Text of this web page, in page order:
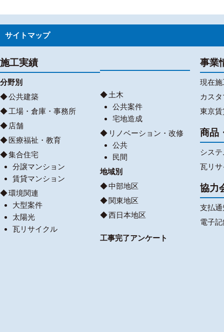
サイトマップ
施工実績
分野別
公共建築
工場・倉庫・事務所
店舗
医療福祉・教育
集合住宅
分譲マンション
賃貸マンション
環境関連
大型案件
太陽光
瓦リサイクル
土木
公共案件
宅地造成
リノベーション・改修
公共
民間
地域別
中部地区
関東地区
西日本地区
工事完了アンケート
事業
現在
カス
東京
商品
シス
瓦リ
協力
支払
電子